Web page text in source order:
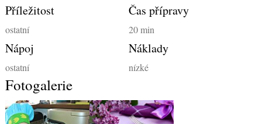
Příležitost
ostatní
Čas přípravy
20 min
Nápoj
ostatní
Náklady
nízké
Fotogalerie